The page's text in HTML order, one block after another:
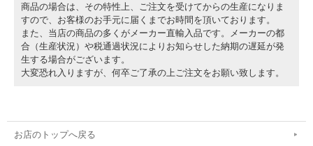
商品の場合は、その特性上、ご注文を受けてからの生産になりま
すので、お客様のお手元に届くまでお時間を頂いております。
また、当店の商品の多くがメーカー直輸入品です。メーカーの都
合（生産状況）や税通過状況によりお知らせした納期の遅延が発
生する場合がございます。
大変恐れ入りますが、何卒ご了承の上ご注文をお願い致します。
お店のトップへ戻る